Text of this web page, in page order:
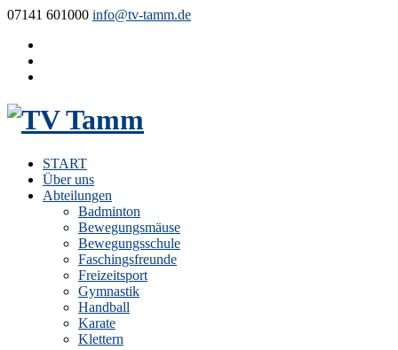
07141 601000 info@tv-tamm.de
START
Über uns
Abteilungen
Badminton
Bewegungsmäuse
Bewegungsschule
Faschingsfreunde
Freizeitsport
Gymnastik
Handball
Karate
Klettern